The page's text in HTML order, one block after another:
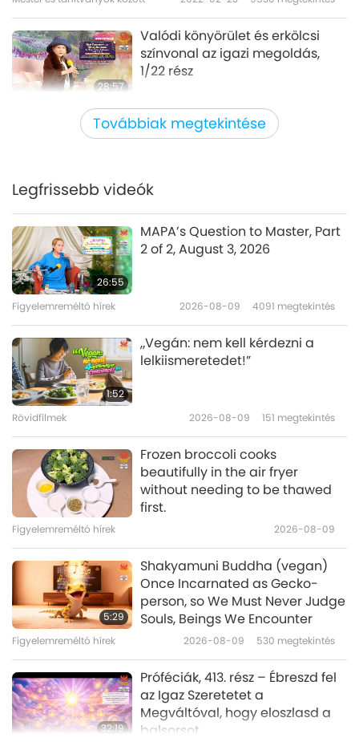
Továbbiak megtekintése
28:57
Valódi könyörület és erkölcsi
színvonal az igazi megoldás,
1/22 rész
Mester és tanítványok között 2022-02-01 9393
29:49
rész
38:07
A vegánság előhozza a
Egy éves király, 1/9 rész
27:39
Az igazi Szent cím, 1/7 rész
megtekintés
31:32
A katolikus papoknak az Úr
Jézus igazi evangéliumát
kellene hirdetniük, 1/8 rész
7300
Legfrissebb videók
26:55
MAPA’s Question to Master, Part
2 of 2, August 3, 2026
Figyelemreméltó hírek 2026-08-09 4091 megtekintés
1:52
„Vegán: nem kell kérdezni a
lelkiismeretedet!”
Rövidfilmek 2026-08-09 151 megtekintés
Frozen broccoli cooks
beautifully in the air fryer
without needing to be thawed
first.
Figyelemreméltó hírek 2026-08-09
5:29
Shakyamuni Buddha (vegan)
Once Incarnated as Gecko-
person, so We Must Never Judge
Souls, Beings We Encounter
Figyelemreméltó hírek 2026-08-09 530 megtekintés
32:19
Próféciák, 413. rész – Ébreszd fel
az Igaz Szeretetet a
Megváltóval, hogy eloszlasd a
balsorsot